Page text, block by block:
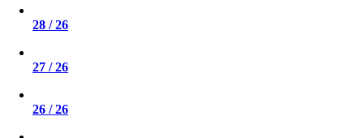
28 / 26
27 / 26
26 / 26